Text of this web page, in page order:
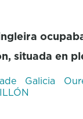
situada en
Galicia